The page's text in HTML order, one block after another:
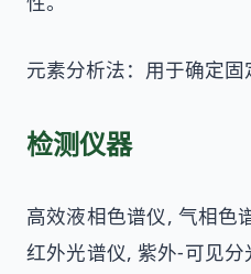
元素分析法：用于确定固
检测仪器
高效液相色谱仪, 气相色
红外光谱仪, 紫外-可见